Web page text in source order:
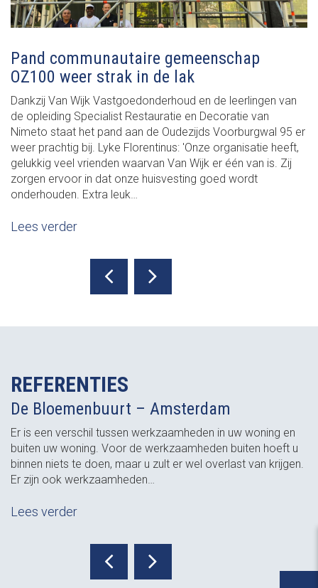
Pand communautaire gemeenschap
OZ100 weer strak in de lak
Dankzij Van Wijk Vastgoedonderhoud en de leerlingen van
de opleiding Specialist Restauratie en Decoratie van
Nimeto staat het pand aan de Oudezijds Voorburgwal 95 er
weer prachtig bij. Lyke Florentinus: 'Onze organisatie heeft,
gelukkig veel vrienden waarvan Van Wijk er één van is. Zij
zorgen ervoor in dat onze huisvesting goed wordt
onderhouden. Extra leuk…
Lees verder
REFERENTIES
De Bloemenbuurt – Amsterdam
Er is een verschil tussen werkzaamheden in uw woning en
buiten uw woning. Voor de werkzaamheden buiten hoeft u
binnen niets te doen, maar u zult er wel overlast van krijgen.
Er zijn ook werkzaamheden…
Lees verder